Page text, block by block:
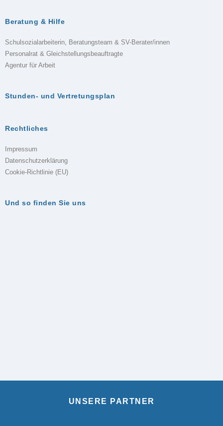
Beratung & Hilfe
Schulsozialarbeiterin, Beratungsteam & SV-Berater/innen
Personalrat & Gleichstellungsbeauftragte
Agentur für Arbeit
Stunden- und Vertretungsplan
Rechtliches
Impressum
Datenschutzerklärung
Cookie-Richtlinie (EU)
Und so finden Sie uns
UNSERE PARTNER